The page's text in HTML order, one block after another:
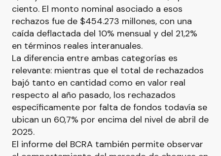
ciento. El monto nominal asociado a esos
rechazos fue de $454.273 millones, con una
caída deflactada del 10% mensual y del 21,2%
en términos reales interanuales.
La diferencia entre ambas categorías es
relevante: mientras que el total de rechazados
bajó tanto en cantidad como en valor real
respecto al año pasado, los rechazados
específicamente por falta de fondos todavía se
ubican un 60,7% por encima del nivel de abril de
2025.
El informe del BCRA también permite observar